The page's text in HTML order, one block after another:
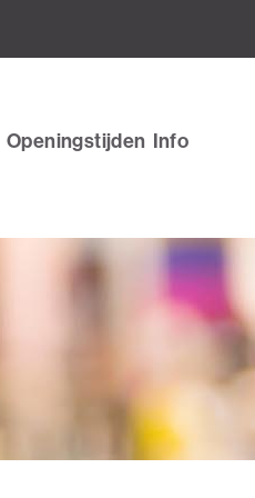
Openingstijden Info